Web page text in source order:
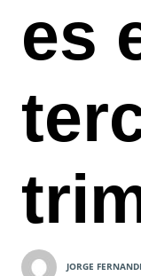
es
JORGE